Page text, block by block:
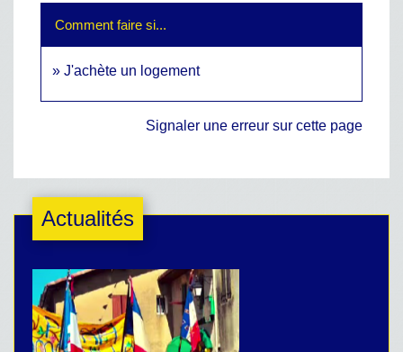
Comment faire si...
J'achète un logement
Signaler une erreur sur cette page
Actualités